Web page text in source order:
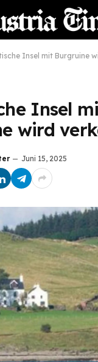
Insel mit Burgruine
Insel
wird
Juni 15, 2025